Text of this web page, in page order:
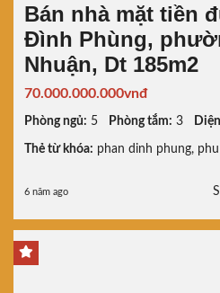
Bán nhà mặt tiền
Đình Phùng,
Nhuận, Dt 185m2
70.000.000.000vnđ
Phòng ngủ: 5 Phòng tắm: 3
Thẻ từ khóa: phan dinh phung,
6 năm ago